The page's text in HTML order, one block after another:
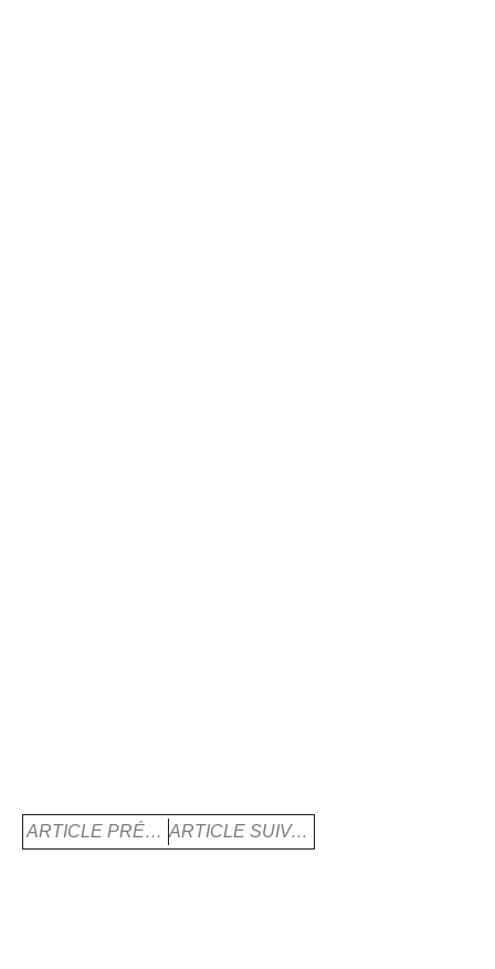
ARTICLE PRÉCÈDENT ARTICLE SUIVANT